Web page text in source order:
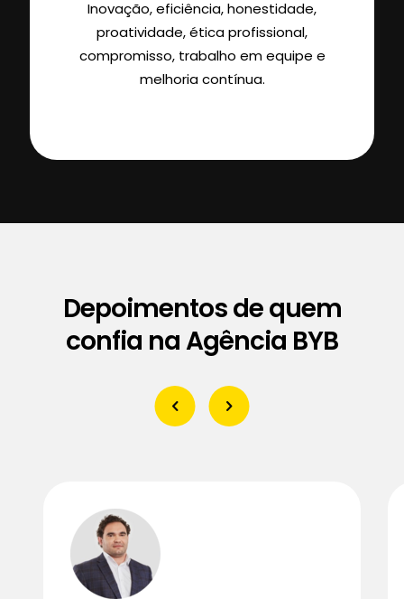
Inovação, eficiência, honestidade,
proatividade, ética profissional,
compromisso, trabalho em equipe e
melhoria contínua.
Depoimentos de quem
confia na Agência BYB